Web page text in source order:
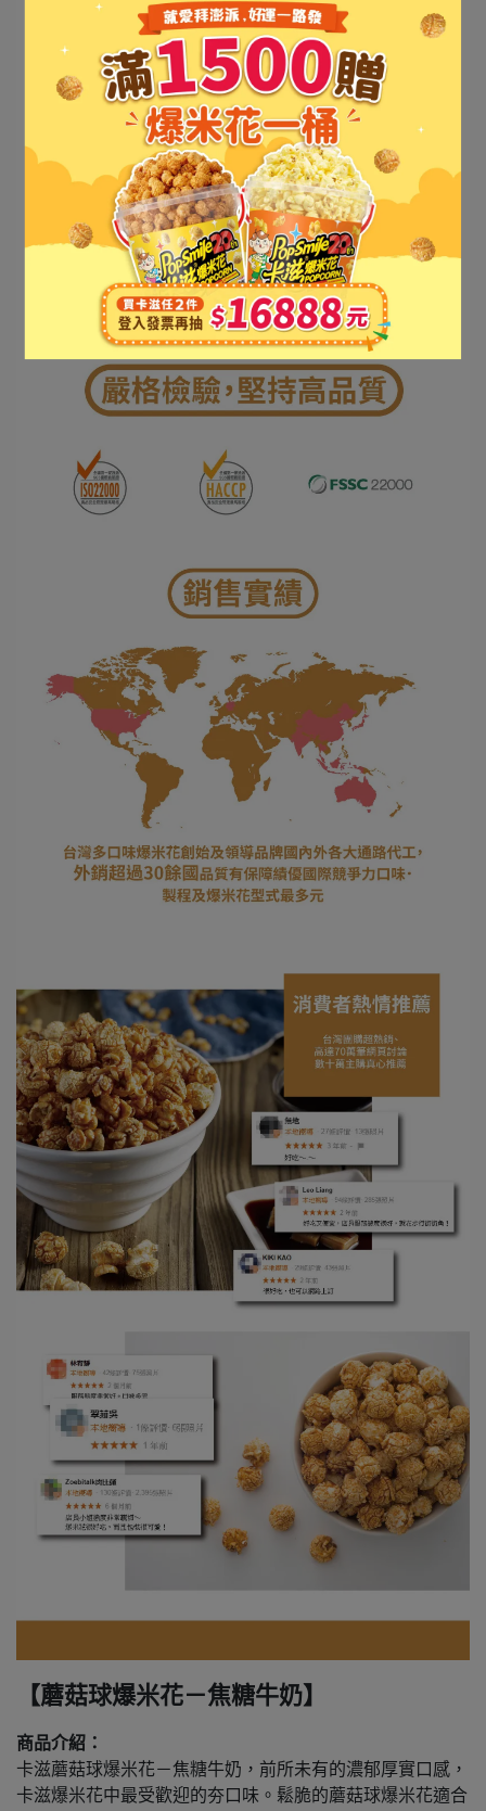
【蘑菇球爆米花－焦糖牛奶】
商品介紹：
卡滋蘑菇球爆米花－焦糖牛奶，前所未有的濃郁厚實口感，
卡滋爆米花中最受歡迎的夯口味。鬆脆的蘑菇球爆米花適合